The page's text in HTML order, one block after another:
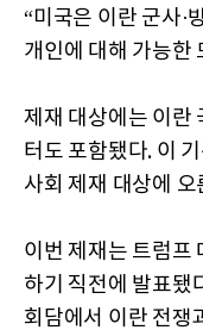
“미국은 이란 군사·
개인에 대해 가능한
제재 대상에는 이란
터도 포함됐다. 이
사회 제재 대상에 오
이번 제재는 트럼프
하기 직전에 발표됐
회담에서 이란 전쟁